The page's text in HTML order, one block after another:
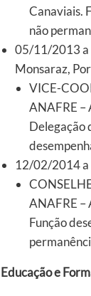
Canaviais.
não
05/11/2013 a
Monsaraz,
VICE-
ANAFRE –
Delegação
12/02/2014 a
ANAFRE –
Função
Educação e